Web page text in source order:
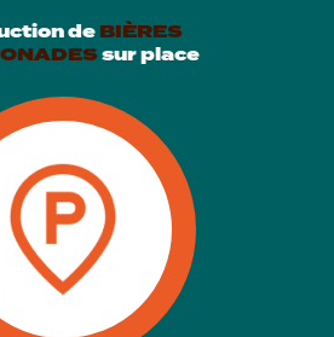
de BIÈRES
sur place